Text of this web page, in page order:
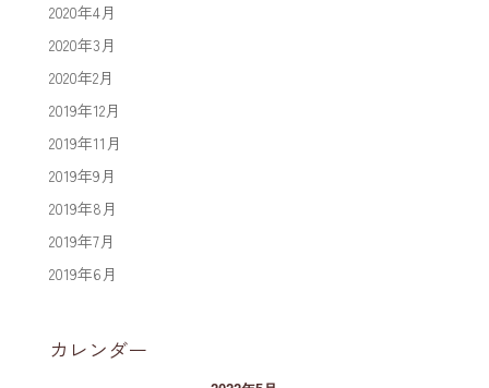
2020年4月
2020年3月
2020年2月
2019年12月
2019年11月
2019年9月
2019年8月
2019年7月
2019年6月
カレンダー